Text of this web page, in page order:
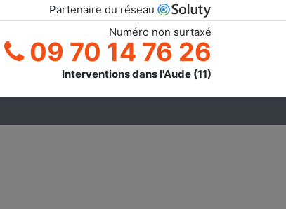
Partenaire du réseau
Numéro non surtaxé
09 70 14 76 26
Interventions dans l'Aude (11)